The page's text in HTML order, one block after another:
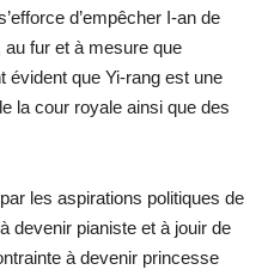
d’empêcher I-an de
au fur et à mesure que
évident que Yi-rang est une
la cour royale ainsi que des
les aspirations politiques de
devenir pianiste et à jouir de
à devenir princesse